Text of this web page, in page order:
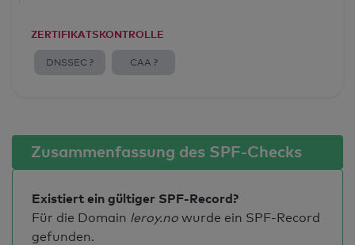
ZERTIFIKATSKONTROLLE
DNSSEC ? CAA ?
Zusammenfassung des SPF-Checks
Existiert ein gültiger SPF-Record?
Für die Domain leroy.no wurde ein SPF-Record
gefunden.